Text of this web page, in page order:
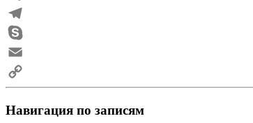
Viber
Telegram
Skype
Email
Copy
Link
Навигация по записям